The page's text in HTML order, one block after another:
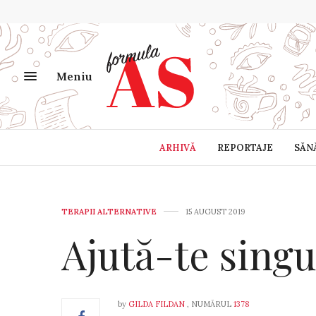
Meniu
ARHIVĂ REPORTAJE
TERAPII ALTERNATIVE 15 AUGUST 2019
Ajută-te
by GILDA FILDAN , NUMĂRUL 1378